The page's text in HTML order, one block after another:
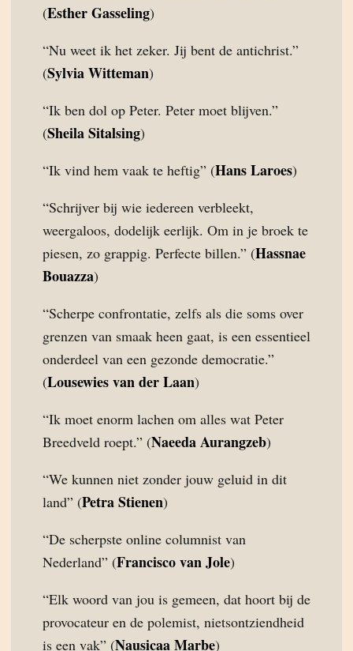
(Esther Gasseling)
“Nu weet ik het zeker. Jij bent de antichrist.”
(Sylvia Witteman)
“Ik ben dol op Peter. Peter moet blijven.”
(Sheila Sitalsing)
“Ik vind hem vaak te heftig” (Hans Laroes)
“Schrijver bij wie iedereen verbleekt,
weergaloos, dodelijk eerlijk. Om in je broek te
piesen, zo grappig. Perfecte billen.” (Hassnae
Bouazza)
“Scherpe confrontatie, zelfs als die soms over
grenzen van smaak heen gaat, is een essentieel
onderdeel van een gezonde democratie.”
(Lousewies van der Laan)
“Ik moet enorm lachen om alles wat Peter
Breedveld roept.” (Naeeda Aurangzeb)
“We kunnen niet zonder jouw geluid in dit
land” (Petra Stienen)
“De scherpste online columnist van
Nederland” (Francisco van Jole)
“Elk woord van jou is gemeen, dat hoort bij de
provocateur en de polemist, nietsontziendheid
is een vak” (Nausicaa Marbe)